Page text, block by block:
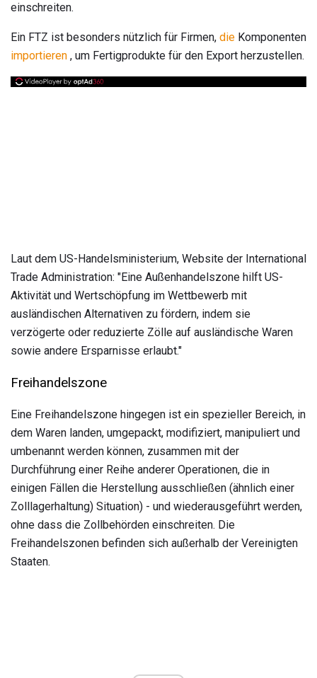
einschreiten.
Ein FTZ ist besonders nützlich für Firmen, die Komponenten
importieren , um Fertigprodukte für den Export herzustellen.
Laut dem US-Handelsministerium, Website der International
Trade Administration: "Eine Außenhandelszone hilft US-
Aktivität und Wertschöpfung im Wettbewerb mit
ausländischen Alternativen zu fördern, indem sie
verzögerte oder reduzierte Zölle auf ausländische Waren
sowie andere Ersparnisse erlaubt."
Freihandelszone
Eine Freihandelszone hingegen ist ein spezieller Bereich, in
dem Waren landen, umgepackt, modifiziert, manipuliert und
umbenannt werden können, zusammen mit der
Durchführung einer Reihe anderer Operationen, die in
einigen Fällen die Herstellung ausschließen (ähnlich einer
Zolllagerhaltung) Situation) - und wiederausgeführt werden,
ohne dass die Zollbehörden einschreiten. Die
Freihandelszonen befinden sich außerhalb der Vereinigten
Staaten.